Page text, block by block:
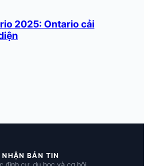
2025: Ontario cải
BẢN TIN
định cư, du học và cơ hội